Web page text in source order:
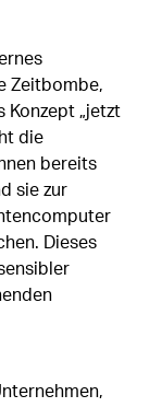
Zeitbombe,
Konzept „jetzt
die
bereits
sie zur
Dieses